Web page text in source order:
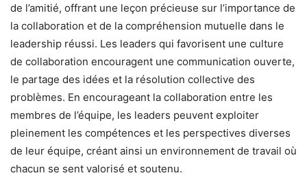
de l’amitié, offrant une leçon précieuse sur l’importance de
la collaboration et de la compréhension mutuelle dans le
leadership réussi. Les leaders qui favorisent une culture
de collaboration encouragent une communication ouverte,
le partage des idées et la résolution collective des
problèmes. En encourageant la collaboration entre les
membres de l’équipe, les leaders peuvent exploiter
pleinement les compétences et les perspectives diverses
de leur équipe, créant ainsi un environnement de travail où
chacun se sent valorisé et soutenu.